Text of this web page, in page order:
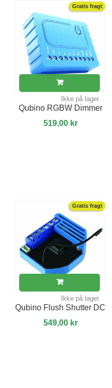
Gratis fragt
Ikke på lager.
Qubino RGBW Dimmer
519,00 kr
Gratis fragt
Ikke på lager.
Qubino Flush Shutter DC
549,00 kr